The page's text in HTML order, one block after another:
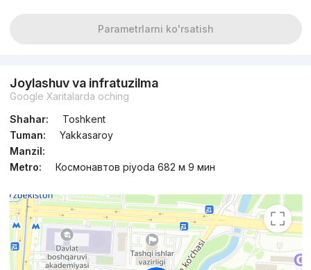
Parametrlarni ko'rsatish
Joylashuv va infratuzilma
Google Xaritalarda oching
Shahar:
Toshkent
Tuman:
Yakkasaroy
Manzil:
Metro:
Космонавтов piyoda 682 м 9 мин